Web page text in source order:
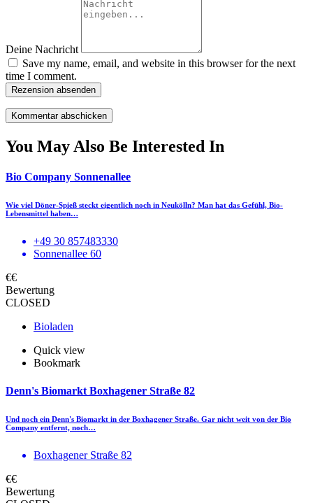
Deine Nachricht
Save my name, email, and website in this browser for the next
time I comment.
Rezension absenden
You May Also Be Interested In
Bio Company Sonnenallee
Wie viel Döner-Spieß steckt eigentlich noch in Neukölln? Man hat das Gefühl, Bio-
Lebensmittel haben…
+49 30 857483330
Sonnenallee 60
€€
Bewertung
CLOSED
Bioladen
Quick view
Bookmark
Denn's Biomarkt Boxhagener Straße 82
Und noch ein Denn's Biomarkt in der Boxhagener Straße. Gar nicht weit von der Bio
Company entfernt, noch…
Boxhagener Straße 82
€€
Bewertung